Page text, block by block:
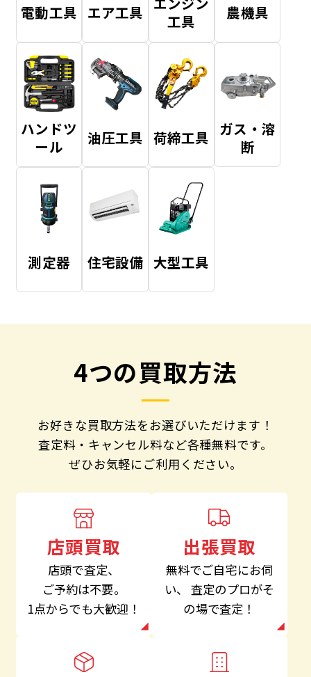
電動工具 エア工具
工具
農機具
ハンドツ
ール
油圧工具 荷締工具
ガス・溶
断
測定器 住宅設備 大型工具
4つの買取方法
お好きな買取方法をお選びいただけます！
査定料・キャンセル料など各種無料です。
ぜひお気軽にご利用ください。
店頭買取
店頭で査定、
ご予約は不要。
1点からでも大歓迎！
出張買取
無料でご自宅にお伺
い、
査定のプロがそ
の場で査定！